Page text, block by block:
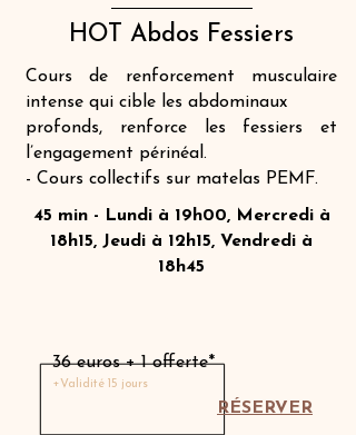
HOT Abdos Fessiers
Cours de renforcement musculaire
intense qui cible les abdominaux
profonds, renforce les fessiers et
l’engagement périnéal.
- Cours collectifs sur matelas PEMF.
45 min - Lundi à 19h00, Mercredi à
18h15, Jeudi à 12h15, Vendredi à
18h45
36 euros + 1 offerte*
+Validité 15 jours
RÉSERVER